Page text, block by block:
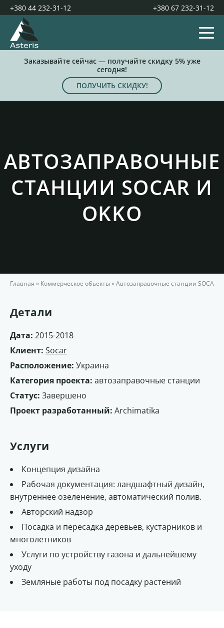
+380 44 232-31-12 +380 67 232-31-12
Заказывайте сейчас — получайте скидку 5% уже
сегодня!
ПОЛУЧИТЬ СКИДКУ!
АВТОЗАПРАВОЧНЫЕ
СТАНЦИИ SOCAR И
OKKO
Главная » Коммерческое объекты»Автозаправочные станции SOCAR и
Детали
Дата: 2015-2018
Клиент: Socar
Расположение: Украина
Категория проекта: автозаправочные станции
Статус: Завершено
Проект разработанный: Archimatika
Услуги
Концепция дизайна
Рабочая документация: ландшафтный дизайн,
внутреннее озеленение, автоматический полив.
Авторский надзор
Посадка и пересадка деревьев, кустарников и
многолетников
Услуги по устройству газона и дальнейшему
уходу
Земляные работы под посадку растений